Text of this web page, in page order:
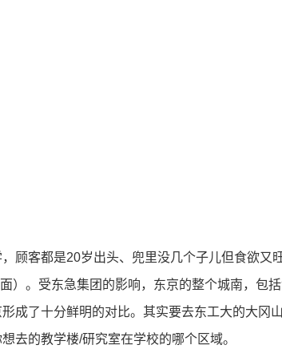
顾客都是20岁出头、兜⾥没⼏个⼦⼉但⻝欲
）。受东急集团的影响，东京的整个城南，包
成了⼗分鲜明的对⽐。其实要去东⼯⼤的⼤冈
去的教学楼/研究室在学校的哪个区域。